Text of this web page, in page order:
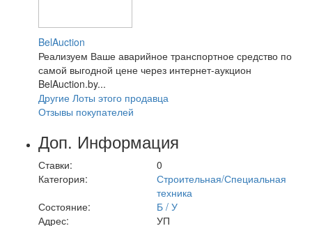
BelAuction
Реализуем Ваше аварийное транспортное средство по
самой выгодной цене через интернет-аукцион
BelAuction.by...
Другие Лоты этого продавца
Отзывы покупателей
Доп. Информация
Ставки:
0
Категория:
Строительная/Специальная
техника
Состояние:
Б / У
Адрес:
УП